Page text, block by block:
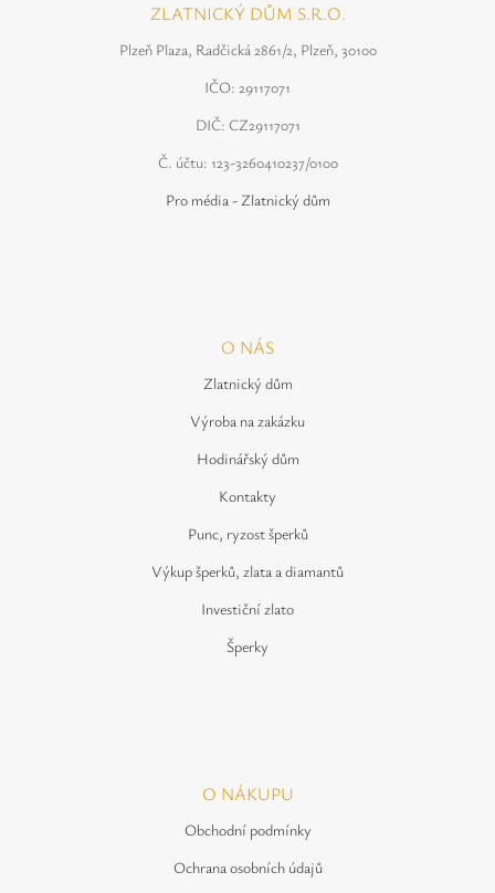
ZLATNICKÝ DŮM S.R.O.
Plzeň Plaza, Radčická 2861/2, Plzeň, 30100
IČO: 29117071
DIČ: CZ29117071
Č. účtu: 123-3260410237/0100
Pro média - Zlatnický dům
O NÁS
Zlatnický dům
Výroba na zakázku
Hodinářský dům
Kontakty
Punc, ryzost šperků
Výkup šperků, zlata a diamantů
Investiční zlato
Šperky
O NÁKUPU
Obchodní podmínky
Ochrana osobních údajů